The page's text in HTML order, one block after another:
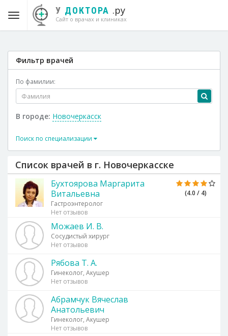
У ДОКТОРА .ру
Сайт о врачах и клиниках
Фильтр врачей
По фамилии:
В городе: Новочеркасск
Поиск по специализации
Список врачей в г. Новочеркасске
(4.0 / 4)
Бухтоярова Маргарита
Витальевна
Гастроэнтеролог
Нет отзывов
Можаев И. В.
Сосудистый хирург
Нет отзывов
Рябова Т. А.
Гинеколог, Акушер
Нет отзывов
Абрамчук Вячеслав
Анатольевич
Гинеколог, Акушер
Нет отзывов